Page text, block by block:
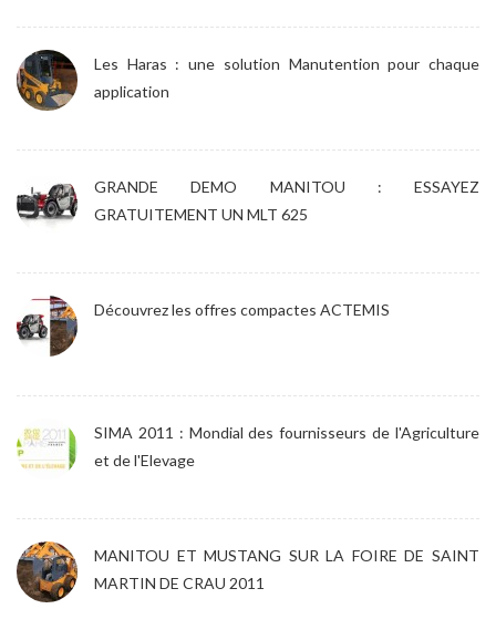
Les Haras : une solution Manutention pour chaque
application
GRANDE DEMO MANITOU : ESSAYEZ
GRATUITEMENT UN MLT 625
Découvrez les offres compactes ACTEMIS
SIMA 2011 : Mondial des fournisseurs de l'Agriculture
et de l'Elevage
MANITOU ET MUSTANG SUR LA FOIRE DE SAINT
MARTIN DE CRAU 2011